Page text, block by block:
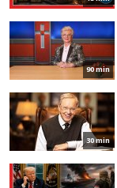
90 min
30 min